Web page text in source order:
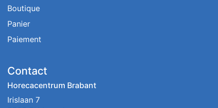
Boutique
Panier
Paiement
Contact
Horecacentrum Brabant
Irislaan 7